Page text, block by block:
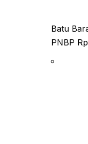
Batu
PNBP